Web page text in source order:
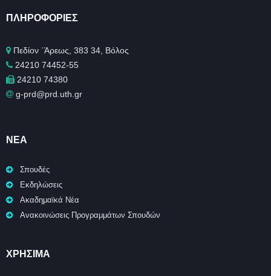
ΠΛΗΡΟΦΟΡΊΕΣ
Πεδίον ΄Άρεως, 383 34, Βόλος
24210 74452-55
24210 74380
g-prd@prd.uth.gr
ΝΈΑ
Σπουδές
Εκδηλώσεις
Ακαδημαϊκά Νέα
Ανακοινώσεις Προγραμμάτων Σπουδών
ΧΡΉΣΙΜΑ